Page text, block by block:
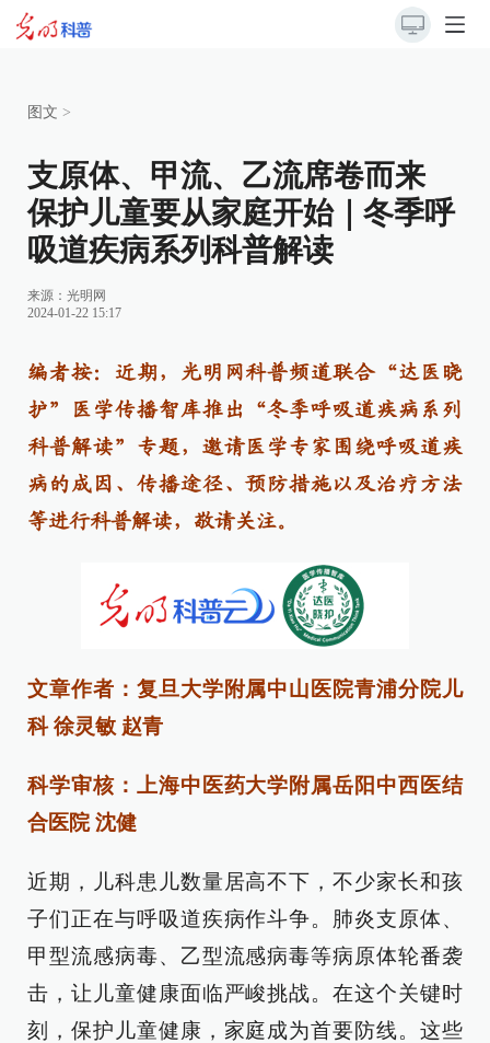
图文 >
支原体、甲流、乙流席卷而来
保护儿童要从家庭开始｜冬季呼
吸道疾病系列科普解读
来源： 光明网
2024-01-22 15:17
编者按：近期，光明网科普频道联合“达医晓
护”医学传播智库推出“冬季呼吸道疾病系列
科普解读”专题，邀请医学专家围绕呼吸道疾
病的成因、传播途径、预防措施以及治疗方法
等进行科普解读，敬请关注。
文章作者：复旦大学附属中山医院青浦分院儿
科 徐灵敏 赵青
科学审核：上海中医药大学附属岳阳中西医结
合医院 沈健
近期，儿科患儿数量居高不下，不少家长和孩
子们正在与呼吸道疾病作斗争。肺炎支原体、
甲型流感病毒、乙型流感病毒等病原体轮番袭
击，让儿童健康面临严峻挑战。在这个关键时
刻，保护儿童健康，家庭成为首要防线。这些